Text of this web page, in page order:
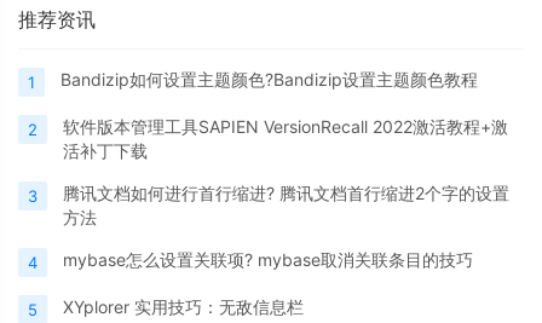
推荐资讯
1 Bandizip如何设置主题颜色?Bandizip设置主题颜色教程
2
软件版本管理工具SAPIEN VersionRecall 2022激活教程+激
活补丁下载
3
腾讯文档如何进行首行缩进? 腾讯文档首行缩进2个字的设置
方法
4 mybase怎么设置关联项? mybase取消关联条目的技巧
5 XYplorer 实用技巧：无敌信息栏